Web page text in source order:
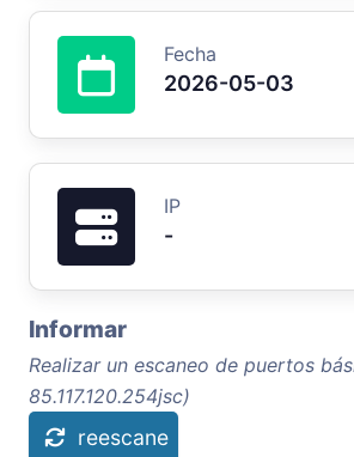
Fecha
2026-05-03
IP
-
Informar
Realizar un escaneo de puertos
85.117.120.254jsc)
reescane